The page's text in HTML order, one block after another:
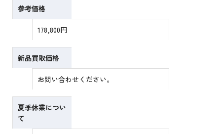
参考価格
178,800円
新品買取価格
お問い合わせください。
夏季休業につい
て